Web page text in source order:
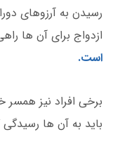
رسیدن به آرزوهای
ازدواج برای آن ها
است.
برخی افراد نیز همسر
باید به آن ها